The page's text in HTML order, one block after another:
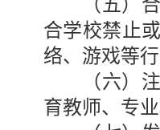
（五）
合学校禁止
络、游戏等行
（六）
育教师、专